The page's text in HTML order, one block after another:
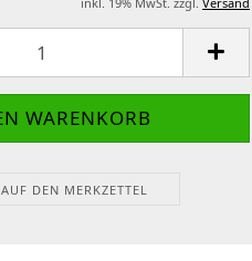
AUF DEN MERKZETTEL